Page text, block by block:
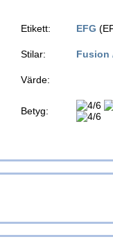
Etikett: EFG
Stilar: Fusion
Värde:
Betyg: